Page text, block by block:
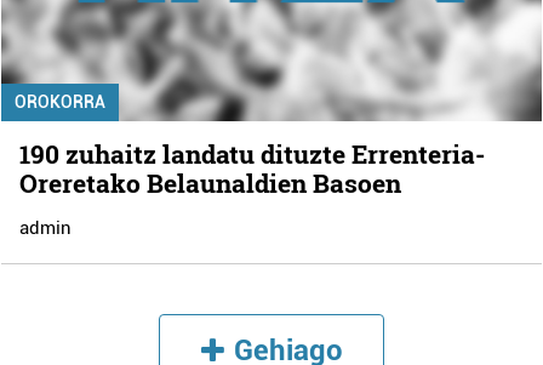
OROKORRA
190 zuhaitz landatu dituzte Errenteria-
Oreretako Belaunaldien Basoen
admin
Gehiago